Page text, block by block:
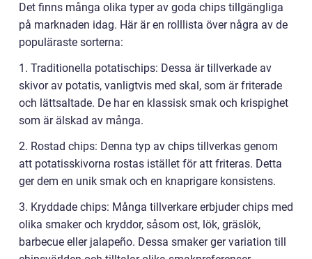
Det finns många olika typer av goda chips tillgängliga
på marknaden idag. Här är en rolllista över några av de
populäraste sorterna:
1. Traditionella potatischips: Dessa är tillverkade av
skivor av potatis, vanligtvis med skal, som är friterade
och lättsaltade. De har en klassisk smak och krispighet
som är älskad av många.
2. Rostad chips: Denna typ av chips tillverkas genom
att potatisskivorna rostas istället för att friteras. Detta
ger dem en unik smak och en knaprigare konsistens.
3. Kryddade chips: Många tillverkare erbjuder chips med
olika smaker och kryddor, såsom ost, lök, gräslök,
barbecue eller jalapeño. Dessa smaker ger variation till